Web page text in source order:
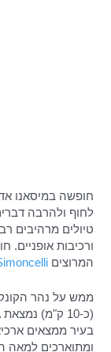
חופשה במיסאנו
לחוף ולהרבה
טיולים מרהיבים
ורכיבות אופניים.
המרוצים
(כ-10 ק"מ) נמצאת גם העיר העתיקה מימי הביניים
בעיר ממצאים
ומתוארכים למאה